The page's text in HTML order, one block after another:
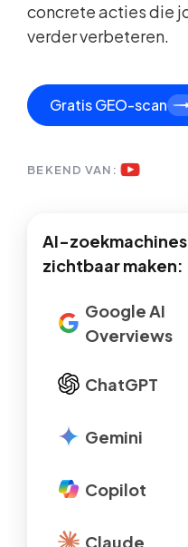
concrete acties die
verder verbeteren.
Gratis GEO-scan
BEKEND VAN:
AI-
zichtbaar maken:
Google AI
Overviews
ChatGPT
Gemini
Copilot
Claude